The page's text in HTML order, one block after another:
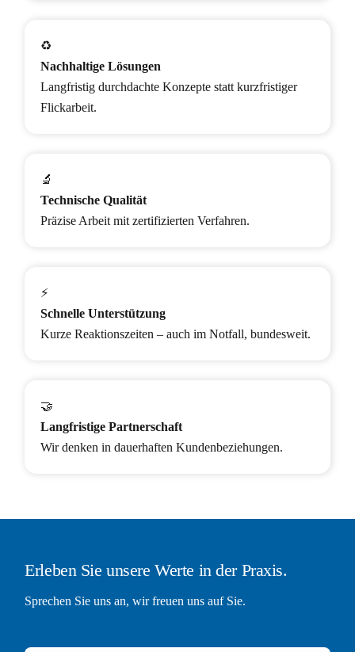
♻️
Nachhaltige Lösungen
Langfristig durchdachte Konzepte statt kurzfristiger
Flickarbeit.
🔬
Technische Qualität
Präzise Arbeit mit zertifizierten Verfahren.
⚡
Schnelle Unterstützung
Kurze Reaktionszeiten – auch im Notfall, bundesweit.
🤝
Langfristige Partnerschaft
Wir denken in dauerhaften Kundenbeziehungen.
Erleben Sie unsere Werte in der Praxis.
Sprechen Sie uns an, wir freuen uns auf Sie.